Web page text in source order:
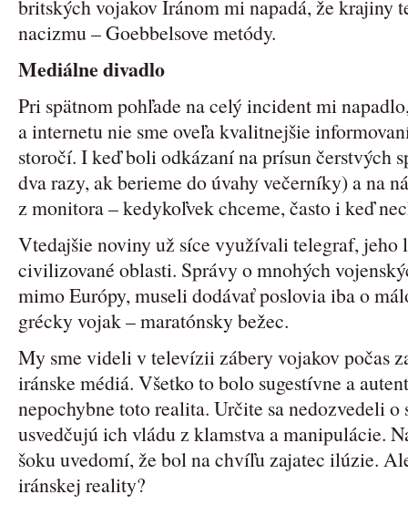
britských vojakov Iránom mi napadá, že krajiny
nacizmu – Goebbelsove metódy.
Mediálne divadlo
Pri spätnom pohľade na celý incident mi
a internetu nie sme oveľa kvalitnejšie
storočí. I keď boli odkázaní na prísun čerstvých
dva razy, ak berieme do úvahy večerníky) a na
z monitora – kedykoľvek chceme, často i keď
Vtedajšie noviny už síce využívali telegraf, jeho
civilizované oblasti. Správy o mnohých
mimo Európy, museli dodávať poslovia iba o
grécky vojak – maratónsky bežec.
My sme videli v televízii zábery vojakov počas
iránske médiá. Všetko to bolo sugestívne a
nepochybne toto realita. Určite sa nedozvedeli
usvedčujú ich vládu z klamstva a manipulácie.
šoku uvedomí, že bol na chvíľu zajatec ilúzie.
iránskej reality?